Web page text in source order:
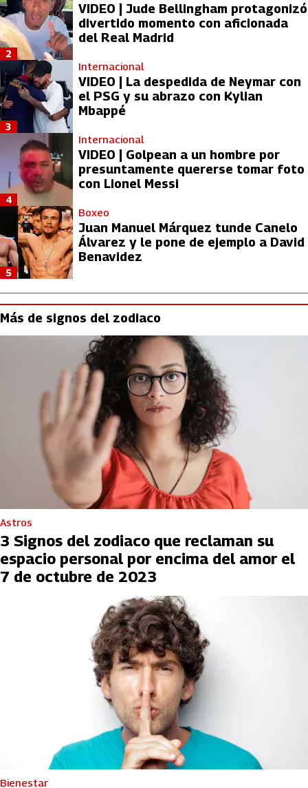
VIDEO | Jude Bellingham protagonizó
divertido momento con aficionada
del Real Madrid
2
Internacional
VIDEO | La despedida de Neymar con
el PSG y su abrazo con Kylian
Mbappé
3
Internacional
VIDEO | Golpean a un hombre por
presuntamente quererse tomar foto
con Lionel Messi
4
Boxeo
Juan Manuel Márquez tunde Canelo
Álvarez y le pone de ejemplo a David
Benavidez
5
Más de signos del zodiaco
Astros
3 Signos del zodiaco que reclaman su
espacio personal por encima del amor el
7 de octubre de 2023
Bienestar